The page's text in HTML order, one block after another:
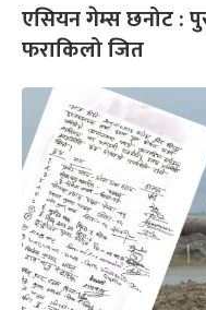
एसियन गेम्स छनोट :
फराकिलो जित